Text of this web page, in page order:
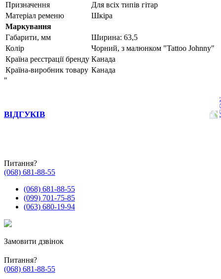
Призначення
Для всіх типів гітар
Матеріал ременю
Шкіра
Маркування
Габарити, мм
Ширина: 63,5
Колір
Чорний, з малюнком "Tattoo Johnny"
Країна реєстрації бренду Канада
Країна-виробник товару Канада
"
ВІДГУКІВ
Питання?
(068) 681-88-55
(068) 681-88-55
(099) 701-75-85
(063) 680-19-94
Замовити дзвінок
Питання?
(068) 681-88-55